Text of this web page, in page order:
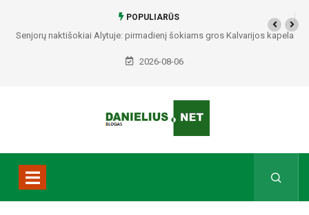
POPULIARŪS
Senjorų naktišokiai Alytuje: pirmadienį šokiams gros Kalvarijos kapela
2026-08-06